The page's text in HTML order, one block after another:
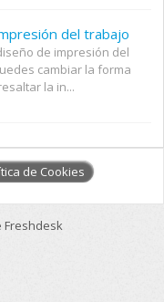
del trabajo
de impresión del
cambiar la forma
la in...
de Cookies
Freshdesk